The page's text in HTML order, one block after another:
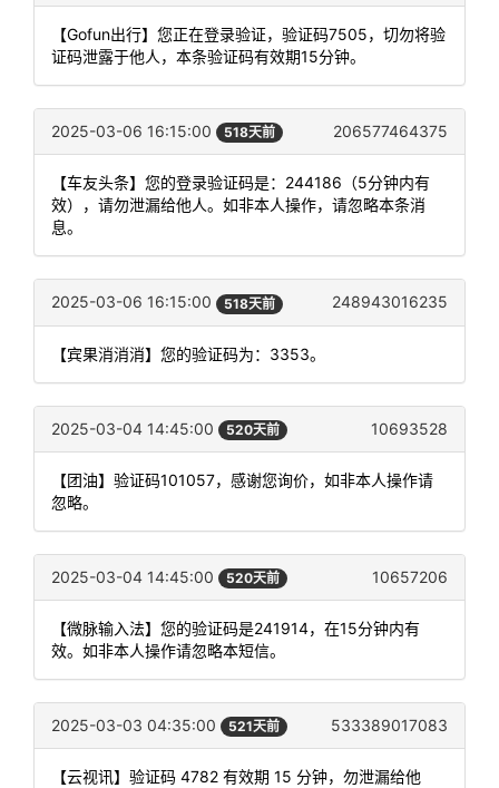
【Gofun出行】您正在登录验证，验证码7505，切勿将验
证码泄露于他人，本条验证码有效期15分钟。
2025-03-06 16:15:00 518天前 206577464375
【车友头条】您的登录验证码是：244186（5分钟内有
效），请勿泄漏给他人。如非本人操作，请忽略本条消
息。
2025-03-06 16:15:00 518天前 248943016235
【宾果消消消】您的验证码为：3353。
2025-03-04 14:45:00 520天前 10693528
【团油】验证码101057，感谢您询价，如非本人操作请
忽略。
2025-03-04 14:45:00 520天前 10657206
【微脉输入法】您的验证码是241914，在15分钟内有
效。如非本人操作请忽略本短信。
2025-03-03 04:35:00 521天前 533389017083
【云视讯】验证码 4782 有效期 15 分钟，勿泄漏给他